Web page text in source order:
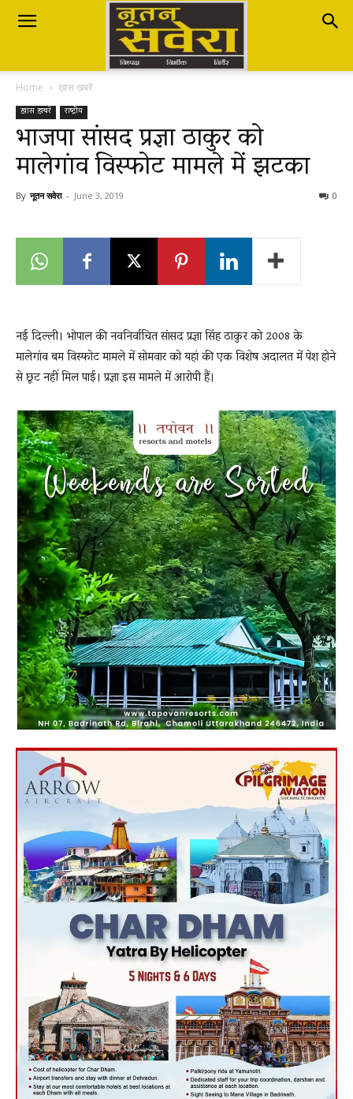
Nutan
Savera
नूतन
Breaking
News
LIVE
Home ख़ास ख़बरें
ख़ास ख़बरें राष्ट्रीय
भाजपा सांसद प्रज्ञा ठाकुर को
मालेगांव विस्फोट मामले में झटका
By नूतन सवेरा - June 3, 2019 0
नई दिल्ली। भोपाल की नवनिर्वाचित सांसद प्रज्ञा सिंह ठाकुर को 2008 के
मालेगांव बम विस्फोट मामले में सोमवार को यहां की एक विशेष अदालत में पेश होने
से छूट नहीं मिल पाई। प्रज्ञा इस मामले में आरोपी हैं।